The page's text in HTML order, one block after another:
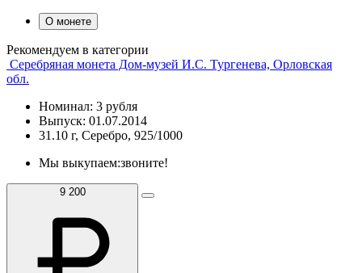
О монете
Рекомендуем в категории
Серебряная монета Дом-музей И.С. Тургенева, Орловская
обл.
Номинал: 3 рубля
Выпуск: 01.07.2014
31.10 г, Серебро, 925/1000
Мы выкупаем:звоните!
9 200